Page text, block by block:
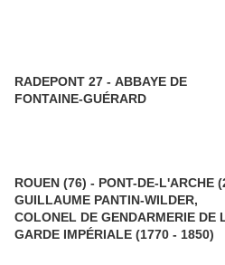
RADEPONT 27 - ABBAYE DE
FONTAINE-GUÉRARD
ROUEN (76) - PONT-DE-L'ARCHE
GUILLAUME PANTIN-WILDER,
COLONEL DE GENDARMERIE DE
GARDE IMPÉRIALE (1770 - 1850)